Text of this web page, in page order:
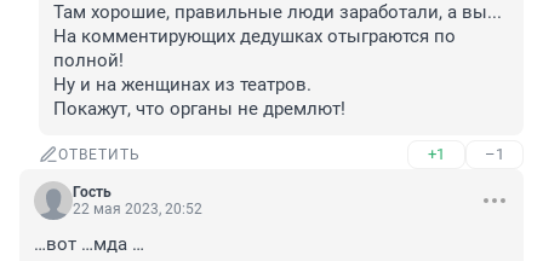
Там хорошие, правильные люди заработали, а вы...
На комментирующих дедушках отыграются по
полной!
Ну и на женщинах из театров.
Покажут, что органы не дремлют!
ОТВЕТИТЬ +1 –1
Гость
22 мая 2023, 20:52
…вот …мда …